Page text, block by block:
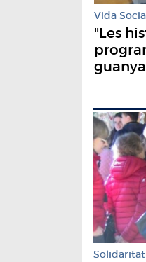
Vida
"Les
Solidaritat